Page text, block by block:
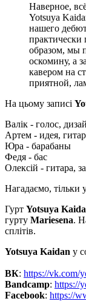
Наверное,
Yotsuya
нашего
образом, мы
оскомину, а
кавером на
приятной,
На цьому записі
Валік - голос,
Артем - идея,
Юра - барабаны
Федя - бас
Олексій - гитара,
Нагадаємо, тільки
Гурт Yotsuya
гурту Mariesena.
сплітів.
Yotsuya Kaidan у
ВК: https://vk.com/
Bandcamp: https://
Facebook: https://